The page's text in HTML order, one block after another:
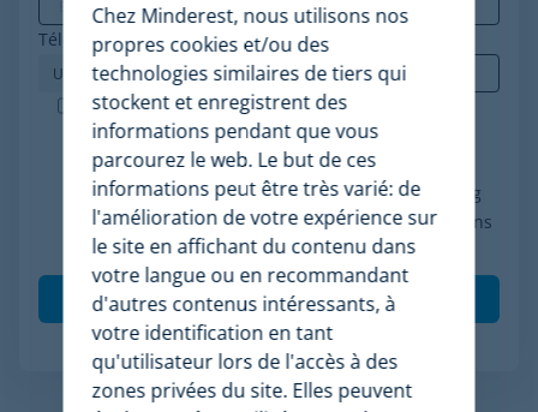
Téléphone*
Minderest est une entreprise certifiée ISO-27001.
J'accepte le traitement de mes données
conformément à la politique de confidentialité, je
consens à recevoir des communications marketing
de Minderest et je comprends que mes interactions
(ouvertures et clics) seront mesurées pour per
Chez Minderest, nous utilisons nos
propres cookies et/ou des
technologies similaires de tiers qui
stockent et enregistrent des
informations pendant que vous
parcourez le web. Le but de ces
informations peut être très varié: de
l'amélioration de votre expérience sur
le site en affichant du contenu dans
votre langue ou en recommandant
d'autres contenus intéressants, à
votre identification en tant
qu'utilisateur lors de l'accès à des
zones privées du site. Elles peuvent